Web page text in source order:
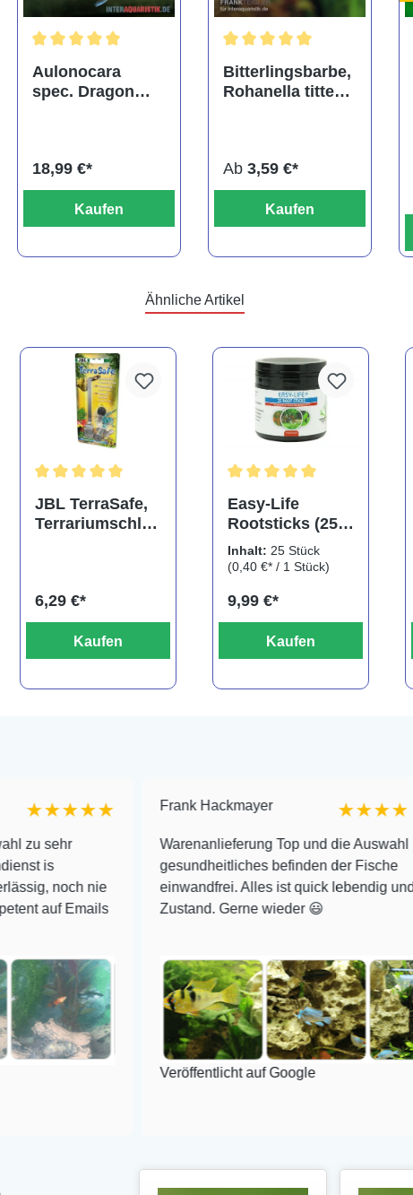
Aulonocara
spec. Dragon
18,99 €*
Kaufen
Bitterlingsbarbe,
Rohanella titteya,
Ab 3,59 €*
Kaufen
Ähnliche Artikel
JBL TerraSafe,
Terrariumschlos
6,29 €*
Kaufen
Easy-Life
Rootsticks (25
Sticks)
Inhalt: 25 Stück
(0,40 €* / 1 Stück)
9,99 €*
Kaufen
nie
Frank Hackmayer ★★★★
Warenanlieferung Top und die Auswahl plus
gesundheitliches befinden der Fische
einwandfrei. Alles ist quick lebendig und im super
Zustand. Gerne wieder 😃
Veröffentlicht auf Google